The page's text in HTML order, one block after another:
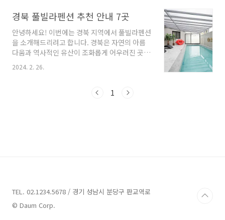
수 있는 재료로 만든 제품을 제공하고 있으며, 고
객의..
경북의 숨은 명소와 인기 있는 업체들을 소개해
드릴 텐데요, 여행 계획을 세우는 데 도움이 되었
으면 합니다. 함께 경북의 매력을 만끽해볼까요?
경북 가볼만한곳 8곳 추천 1. 보문관광단지 추천
주소 : 경북 경주시 신평동관람,체험 보문관광단
지는 경상북도 경주시에 위치하며, 아시아 3대 유
는 보문호를 중심으로 조성되어 있습니다. 1974
경북 풀빌라펜션 추천 안내 7곳
안녕하세요! 이번에는 경북 지역에서 풀빌라펜션
을 소개해드리려고 합니다. 경북은 자연의 아름
다움과 역사적인 유산이 조화롭게 어우러진 곳으
훌륭한 숙박 환경과 행복한 시간을 보낼 수 있을
매력을 소개해보도록 할게요. 지금부터 함께 시
2024. 2. 26.
1
TEL. 02.1234.5678 / 경기 성남시 분당구 판교역로
© Daum Corp.